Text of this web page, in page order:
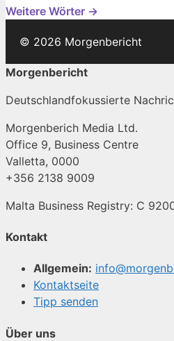
Weitere Wörter →
© 2026 Morgenbericht
Morgenbericht
Deutschlandfokussierte
Morgenberich Media Ltd.
Office 9, Business Centre
Valletta, 0000
+356 2138 9009
Malta Business Registry: C
Kontakt
Allgemein:
Kontaktseite
Tipp senden
Über uns